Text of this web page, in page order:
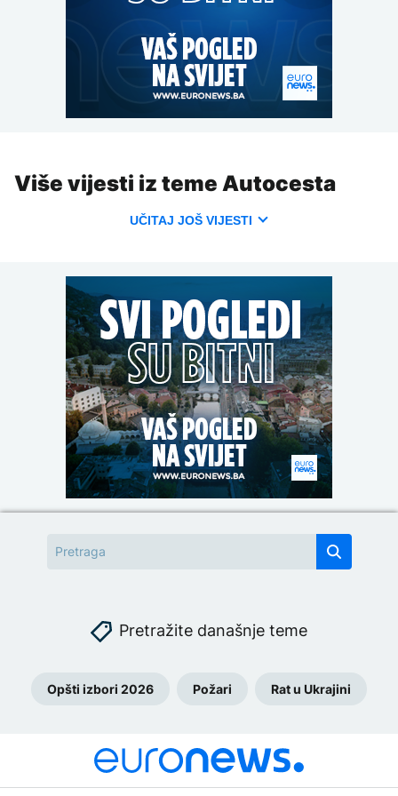
Više vijesti iz teme Autocesta
UČITAJ JOŠ VIJESTI
Pretražite današnje teme
Opšti izbori 2026 Požari Rat u Ukrajini